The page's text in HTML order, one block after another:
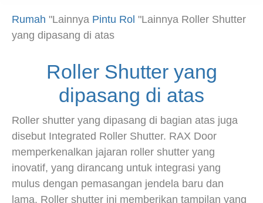
Rumah "Lainnya Pintu Rol "Lainnya Roller Shutter
yang dipasang di atas
Roller Shutter yang
dipasang di atas
Roller shutter yang dipasang di bagian atas juga
disebut Integrated Roller Shutter. RAX Door
memperkenalkan jajaran roller shutter yang
inovatif, yang dirancang untuk integrasi yang
mulus dengan pemasangan jendela baru dan
lama. Roller shutter ini memberikan tampilan yang